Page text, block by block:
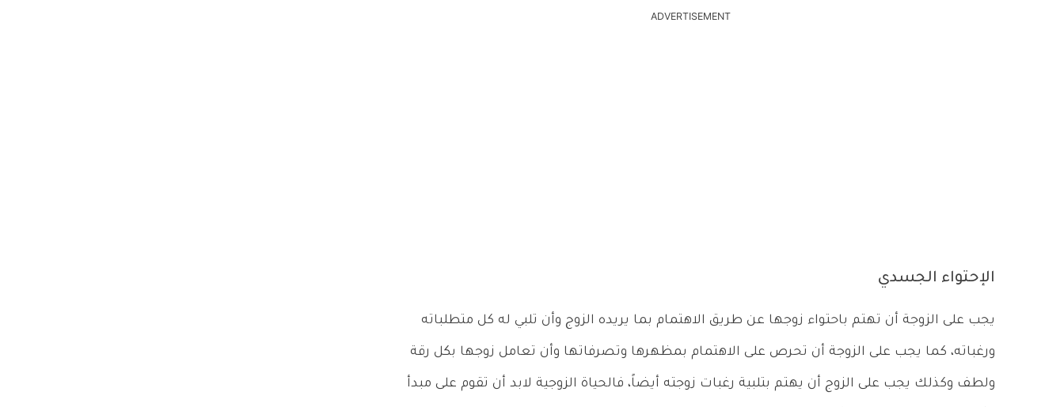
ADVERTISEMENT
الإحتواء الجسدي
يجب على الزوجة أن تهتم باحتواء زوجها عن طريق الاهتمام بما يريده الزوج وأن تلبي له كل متطلباته
ورغباته، كما يجب على الزوجة أن تحرص على الاهتمام بمظهرها وتصرفاتها وأن تعامل زوجها بكل رقة
ولطف وكذلك يجب على الزوج أن يهتم بتلبية رغبات زوجته أيضاً، فالحياة الزوجية لابد أن تقوم على مبدأ